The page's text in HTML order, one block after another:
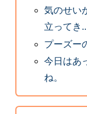
気のせい
立ってき
プーズー
今日はあ
ね。